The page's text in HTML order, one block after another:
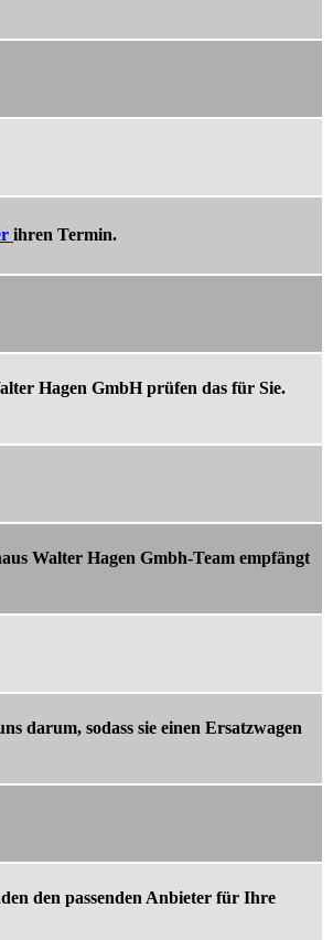
ihren Termin.
Hagen GmbH prüfen das für Sie.
Walter Hagen Gmbh-Team empfängt
darum, sodass sie einen Ersatzwagen
den passenden Anbieter für Ihre